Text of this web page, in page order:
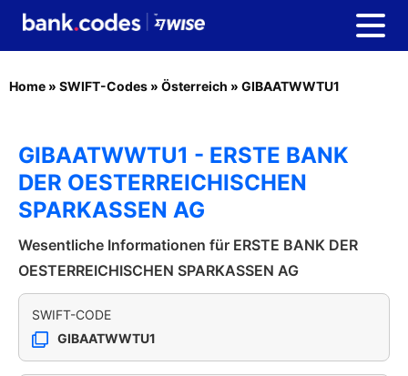
Home » SWIFT-Codes » Österreich » GIBAATWWTU1
GIBAATWWTU1 - ERSTE BANK
DER OESTERREICHISCHEN
SPARKASSEN AG
Wesentliche Informationen für ERSTE BANK DER
OESTERREICHISCHEN SPARKASSEN AG
SWIFT-CODE
GIBAATWWTU1